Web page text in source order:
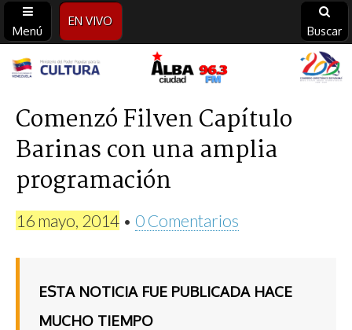
Menú
EN VIVO
Buscar
Alba
Ciudad
96.3
FM
Comenzó Filven Capítulo
Barinas con una amplia
programación
16 mayo, 2014 • 0 Comentarios
ESTA NOTICIA FUE PUBLICADA HACE
MUCHO TIEMPO